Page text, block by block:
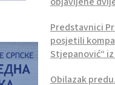
Predstavnici
posjetili
Stjepanović“
Obilazak